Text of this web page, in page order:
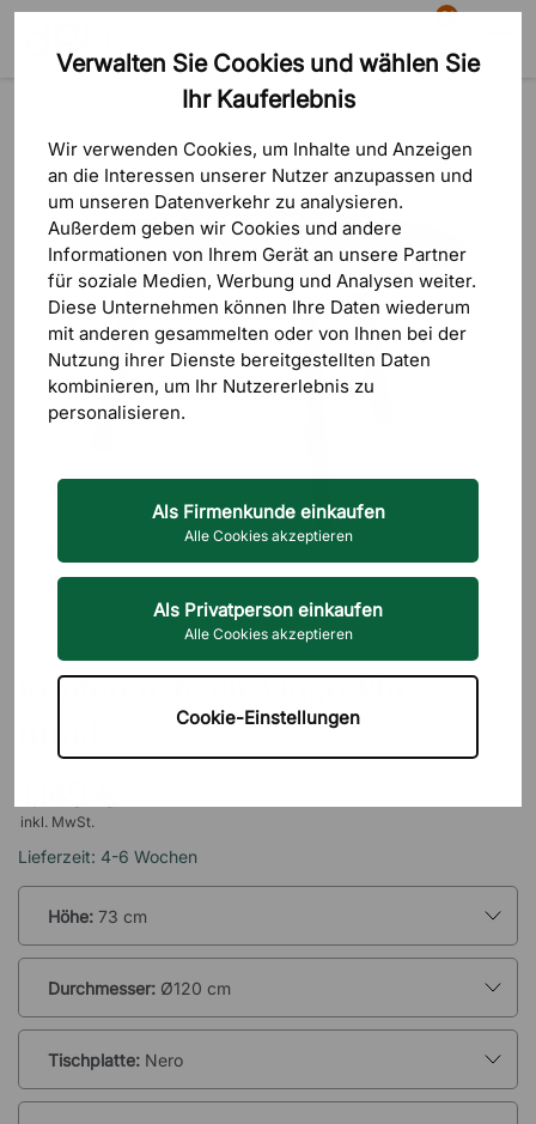
Verwalten Sie Cookies und wählen Sie
Ihr Kauferlebnis
Wir verwenden Cookies, um Inhalte und Anzeigen
an die Interessen unserer Nutzer anzupassen und
um unseren Datenverkehr zu analysieren.
Außerdem geben wir Cookies und andere
Informationen von Ihrem Gerät an unsere Partner
für soziale Medien, Werbung und Analysen weiter.
Diese Unternehmen können Ihre Daten wiederum
mit anderen gesammelten oder von Ihnen bei der
Nutzung ihrer Dienste bereitgestellten Daten
kombinieren, um Ihr Nutzererlebnis zu
personalisieren.
Als Firmenkunde einkaufen
Alle Cookies akzeptieren
Als Privatperson einkaufen
Alle Cookies akzeptieren
Cookie-Einstellungen
Suche
81
Warenkorb
Konferenztische
Konferenztisch Viggo Plus -
inkl. MwSt.
Lieferzeit: 4-6 Wochen
Höhe: 73 cm
Durchmesser: Ø120 cm
Tischplatte: Nero